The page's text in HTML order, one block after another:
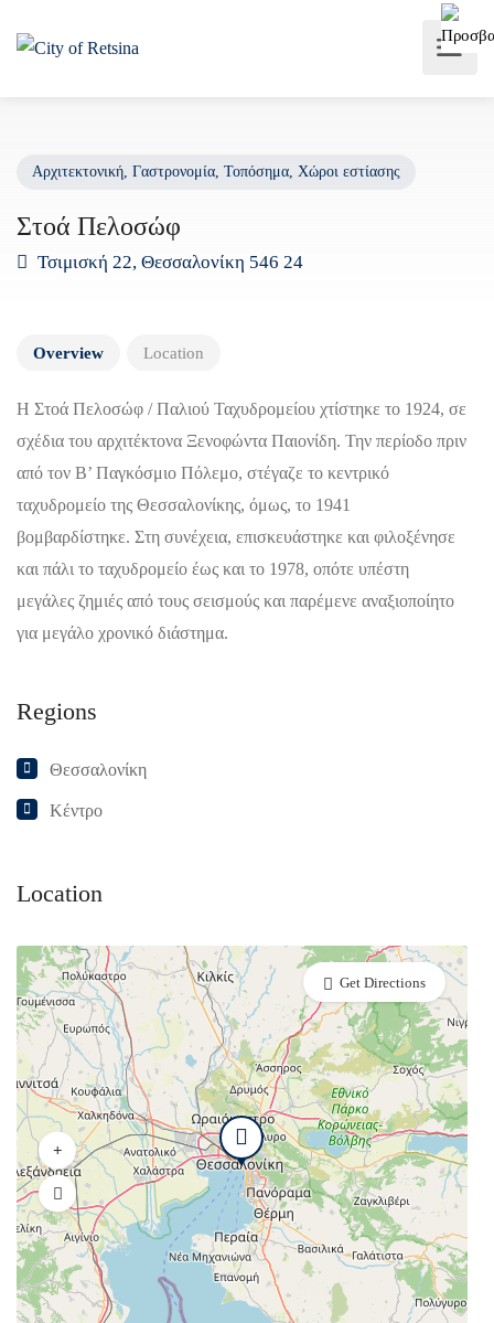
Αρχιτεκτονική, Γαστρονομία, Τοπόσημα, Χώροι εστίασης
Στοά Πελοσώφ
Τσιμισκή 22, Θεσσαλονίκη 546 24
Overview Location
Η Στοά Πελοσώφ / Παλιού Ταχυδρομείου χτίστηκε το 1924, σε
σχέδια του αρχιτέκτονα Ξενοφώντα Παιονίδη. Την περίοδο πριν
από τον Β’ Παγκόσμιο Πόλεμο, στέγαζε το κεντρικό
ταχυδρομείο της Θεσσαλονίκης, όμως, το 1941
βομβαρδίστηκε. Στη συνέχεια, επισκευάστηκε και φιλοξένησε
και πάλι το ταχυδρομείο έως και το 1978, οπότε υπέστη
μεγάλες ζημιές από τους σεισμούς και παρέμενε αναξιοποίητο
για μεγάλο χρονικό διάστημα.
Regions
Θεσσαλονίκη
Κέντρο
Location
Get Directions